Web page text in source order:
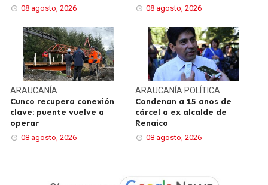
08 agosto, 2026 08 agosto, 2026
ARAUCANÍA
Cunco recupera conexión
clave: puente vuelve a
operar
08 agosto, 2026
ARAUCANÍA POLÍTICA
Condenan a 15 años de
cárcel a ex alcalde de
Renaico
08 agosto, 2026